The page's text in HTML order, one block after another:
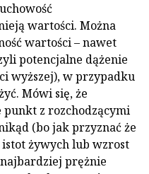
wartości. Można
wartości – nawet
potencjalne dążenie
wyższej), w przypadku
Mówi się, że
punkt z rozchodzącymi
(bo jak przyznać że
istot żywych lub wzrost
prężnie